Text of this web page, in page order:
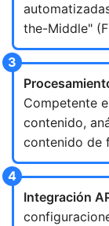
the-Middle"
Competente
contenido,
contenido de
Integración